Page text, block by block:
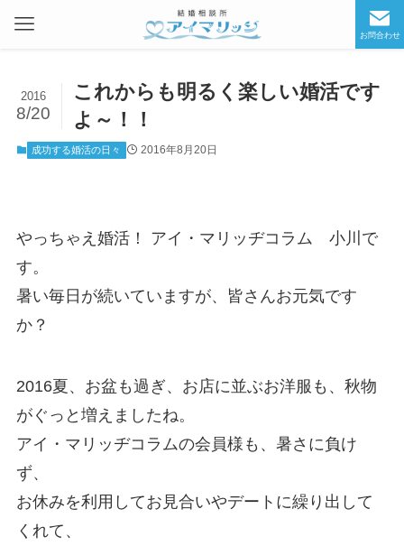
お問合わせ
これからも明るく楽しい婚活です
よ～！！
2016
8/20
成功する婚活の日々 2016年8月20日
やっちゃえ婚活！ アイ・マリッヂコラム 小川で
す。
暑い毎日が続いていますが、皆さんお元気です
か？
2016夏、お盆も過ぎ、お店に並ぶお洋服も、秋物
がぐっと増えましたね。
アイ・マリッヂコラムの会員様も、暑さに負け
ず、
お休みを利用してお見合いやデートに繰り出して
くれて、